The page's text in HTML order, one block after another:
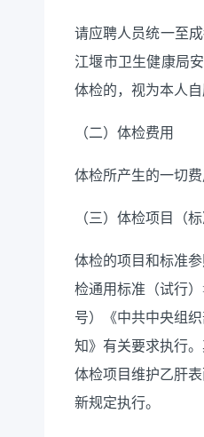
请应聘人员统一至
江堰市卫生健康局
体检的，视为本人自
（二）体检费用
体检所产生的一切
（三）体检项目（标
体检的项目和标准
检通用标准（试行）
号）《中共中央组
知》有关要求执行
体检项目维护乙肝
新规定执行。